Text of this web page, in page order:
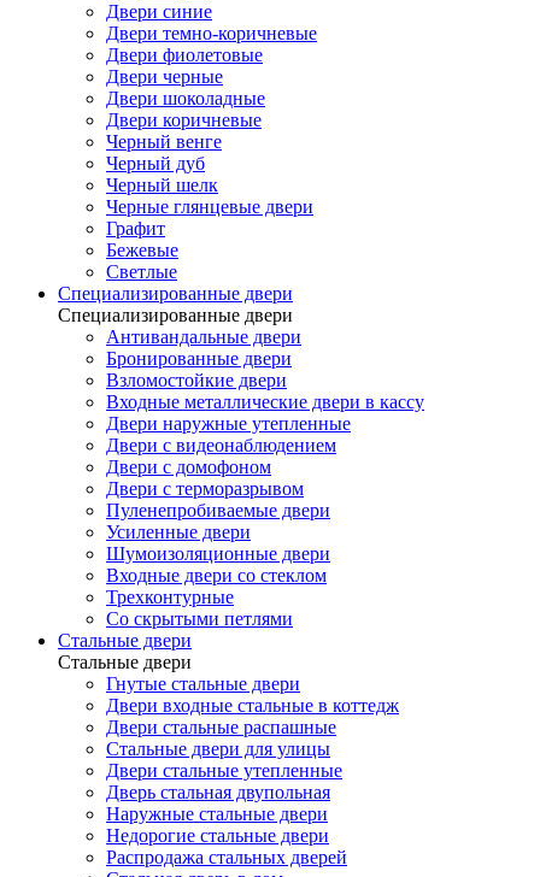
Двери синие
Двери темно-коричневые
Двери фиолетовые
Двери черные
Двери шоколадные
Двери коричневые
Черный венге
Черный дуб
Черный шелк
Черные глянцевые двери
Графит
Бежевые
Светлые
Специализированные двери
Специализированные двери
Антивандальные двери
Бронированные двери
Взломостойкие двери
Входные металлические двери в кассу
Двери наружные утепленные
Двери с видеонаблюдением
Двери с домофоном
Двери с терморазрывом
Пуленепробиваемые двери
Усиленные двери
Шумоизоляционные двери
Входные двери со стеклом
Трехконтурные
Со скрытыми петлями
Стальные двери
Стальные двери
Гнутые стальные двери
Двери входные стальные в коттедж
Двери стальные распашные
Стальные двери для улицы
Двери стальные утепленные
Дверь стальная двупольная
Наружные стальные двери
Недорогие стальные двери
Распродажа стальных дверей